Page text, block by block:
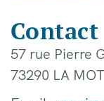
Contact
57 rue Pierre
73290 LA